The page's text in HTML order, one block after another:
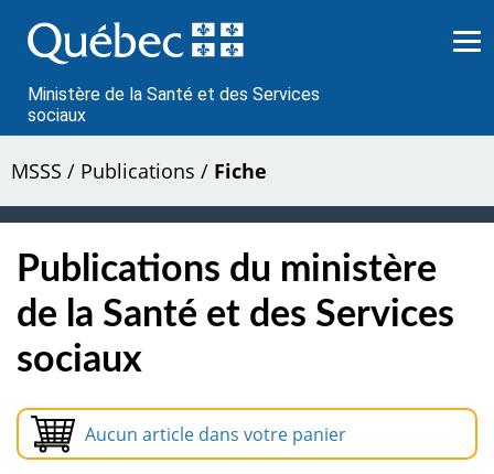
au
contenu
Ministère de la Santé et des Services
sociaux
MSSS / Publications / Fiche
Publications du ministère
de la Santé et des Services
sociaux
Aucun article dans votre panier